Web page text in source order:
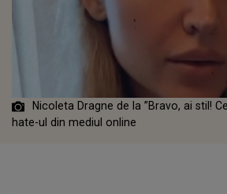
Nicoleta Dragne de la ”Bravo, ai stil!
hate-ul din mediul online